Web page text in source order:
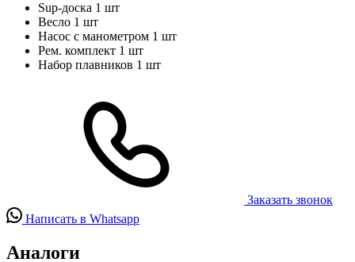
Sup-доска 1 шт
Весло 1 шт
Насос с манометром 1 шт
Рем. комплект 1 шт
Набор плавников 1 шт
Заказать звонок
Написать в Whatsapp
Аналоги